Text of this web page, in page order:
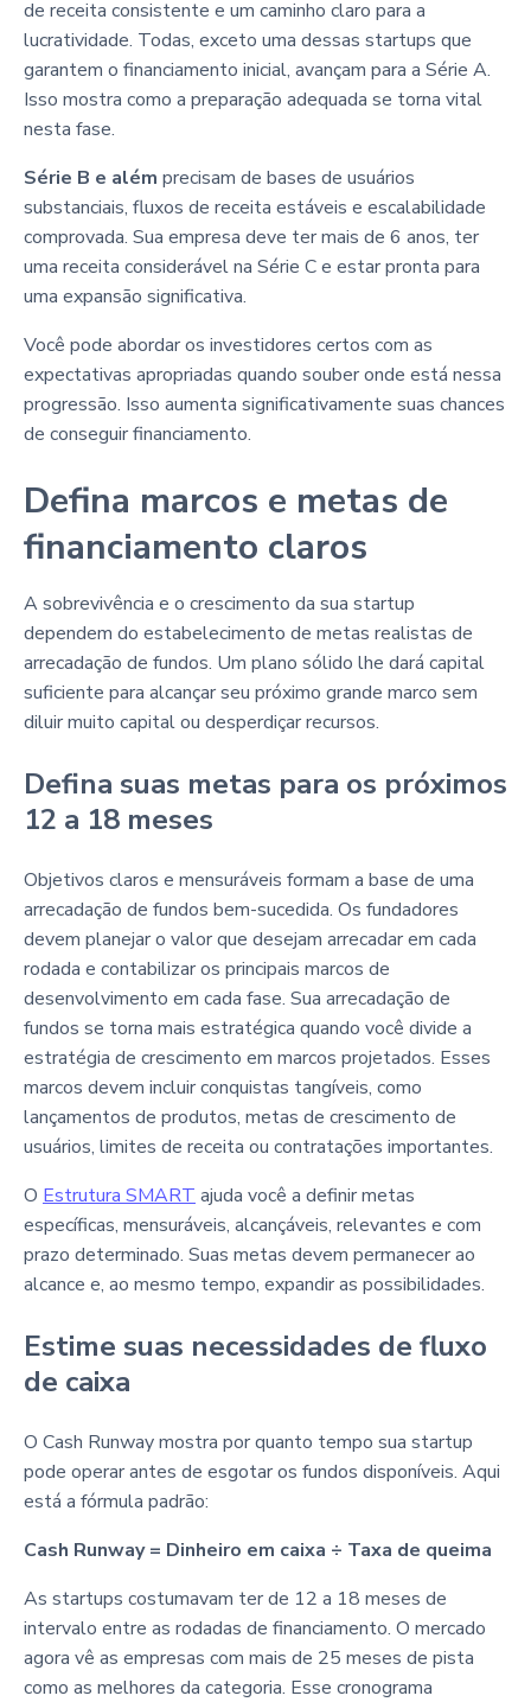
de receita consistente e um caminho claro para a
lucratividade. Todas, exceto uma dessas startups que
garantem o financiamento inicial, avançam para a Série A.
Isso mostra como a preparação adequada se torna vital
nesta fase.
Série B e além precisam de bases de usuários
substanciais, fluxos de receita estáveis e escalabilidade
comprovada. Sua empresa deve ter mais de 6 anos, ter
uma receita considerável na Série C e estar pronta para
uma expansão significativa.
Você pode abordar os investidores certos com as
expectativas apropriadas quando souber onde está nessa
progressão. Isso aumenta significativamente suas chances
de conseguir financiamento.
Defina marcos e metas de
financiamento claros
A sobrevivência e o crescimento da sua startup
dependem do estabelecimento de metas realistas de
arrecadação de fundos. Um plano sólido lhe dará capital
suficiente para alcançar seu próximo grande marco sem
diluir muito capital ou desperdiçar recursos.
Defina suas metas para os próximos
12 a 18 meses
Objetivos claros e mensuráveis formam a base de uma
arrecadação de fundos bem-sucedida. Os fundadores
devem planejar o valor que desejam arrecadar em cada
rodada e contabilizar os principais marcos de
desenvolvimento em cada fase. Sua arrecadação de
fundos se torna mais estratégica quando você divide a
estratégia de crescimento em marcos projetados. Esses
marcos devem incluir conquistas tangíveis, como
lançamentos de produtos, metas de crescimento de
usuários, limites de receita ou contratações importantes.
O Estrutura SMART ajuda você a definir metas
específicas, mensuráveis, alcançáveis, relevantes e com
prazo determinado. Suas metas devem permanecer ao
alcance e, ao mesmo tempo, expandir as possibilidades.
Estime suas necessidades de fluxo
de caixa
O Cash Runway mostra por quanto tempo sua startup
pode operar antes de esgotar os fundos disponíveis. Aqui
está a fórmula padrão:
Cash Runway = Dinheiro em caixa ÷ Taxa de queima
As startups costumavam ter de 12 a 18 meses de
intervalo entre as rodadas de financiamento. O mercado
agora vê as empresas com mais de 25 meses de pista
como as melhores da categoria. Esse cronograma